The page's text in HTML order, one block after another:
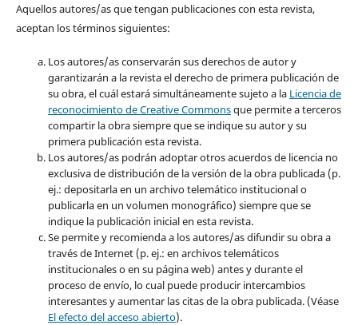
Aquellos autores/as que tengan publicaciones con esta revista,
aceptan los términos siguientes:
Los autores/as conservarán sus derechos de autor y
garantizarán a la revista el derecho de primera publicación de
su obra, el cuál estará simultáneamente sujeto a la Licencia de
reconocimiento de Creative Commonsque permite a terceros
compartir la obra siempre que se indique su autor y su
primera publicación esta revista.
Los autores/as podrán adoptar otros acuerdos de licencia no
exclusiva de distribución de la versión de la obra publicada (p.
ej.: depositarla en un archivo telemático institucional o
publicarla en un volumen monográfico) siempre que se
indique la publicación inicial en esta revista.
Se permite y recomienda a los autores/as difundir su obra a
través de Internet (p. ej.: en archivos telemáticos
institucionales o en su página web) antes y durante el
proceso de envío, lo cual puede producir intercambios
interesantes y aumentar las citas de la obra publicada. (Véase
El efecto del acceso abierto).